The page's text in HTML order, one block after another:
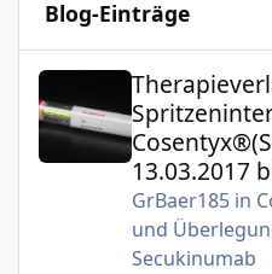
Blog-Einträge
Therapieverlauf und
13.03.2017
GrBaer185in
und
Secukinumab